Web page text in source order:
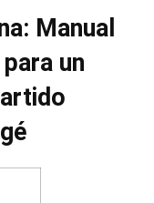
Manual
un